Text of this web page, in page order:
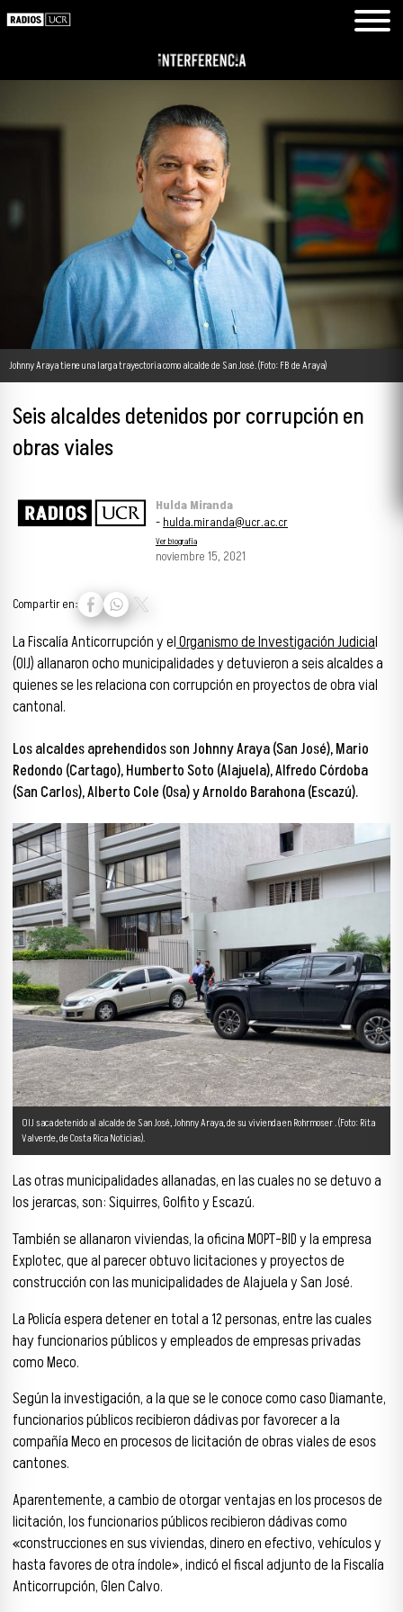
Johnny Araya tiene una larga trayectoria como alcalde de San José. (Foto: FB de Araya)
Seis alcaldes detenidos por corrupción en
obras viales
Hulda Miranda
- hulda.miranda@ucr.ac.cr
Ver biografía
noviembre 15, 2021
Compartir en:
La Fiscalía Anticorrupción y elOrganismo de Investigación Judicial
(OIJ) allanaron ocho municipalidades y detuvieron a seis alcaldes a
quienes se les relaciona con corrupción en proyectos de obra vial
cantonal.
Los alcaldes aprehendidos son Johnny Araya (San José), Mario
Redondo (Cartago), Humberto Soto (Alajuela), Alfredo Córdoba
(San Carlos), Alberto Cole (Osa) y Arnoldo Barahona (Escazú).
OIJ saca detenido al alcalde de San José, Johnny Araya, de su vivienda en Rohrmoser . (Foto: Rita
Valverde, de Costa Rica Noticias).
Las otras municipalidades allanadas, en las cuales no se detuvo a
los jerarcas, son: Siquirres, Golfito y Escazú.
También se allanaron viviendas, la oficina MOPT-BID y la empresa
Explotec, que al parecer obtuvo licitaciones y proyectos de
construcción con las municipalidades de Alajuela y San José.
La Policía espera detener en total a 12 personas, entre las cuales
hay funcionarios públicos y empleados de empresas privadas
como Meco.
Según la investigación, a la que se le conoce como caso Diamante,
funcionarios públicos recibieron dádivas por favorecer a la
compañía Meco en procesos de licitación de obras viales de esos
cantones.
Aparentemente, a cambio de otorgar ventajas en los procesos de
licitación, los funcionarios públicos recibieron dádivas como
«construcciones en sus viviendas, dinero en efectivo, vehículos y
hasta favores de otra índole», indicó el fiscal adjunto de la Fiscalía
Anticorrupción, Glen Calvo.